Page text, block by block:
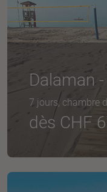
Dalaman
7 jours, chambre
dès CHF